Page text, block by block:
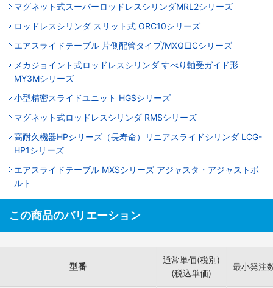
マグネット式スーパーロッドレスシリンダMRL2シリーズ
ロッドレスシリンダ スリット式 ORC10シリーズ
エアスライドテーブル 片側配管タイプ/MXQ□Cシリーズ
メカジョイント式ロッドレスシリンダ すべり軸受ガイド形
MY3Mシリーズ
小型精密スライドユニット HGSシリーズ
マグネット式ロッドレスシリンダ RMSシリーズ
高耐久機器HPシリーズ（長寿命）リニアスライドシリンダ LCG-
HP1シリーズ
エアスライドテーブル MXSシリーズ アジャスタ・アジャストボ
ルト
この商品のバリエーション
型番
通常単価(税別)
(税込単価)
最小発注